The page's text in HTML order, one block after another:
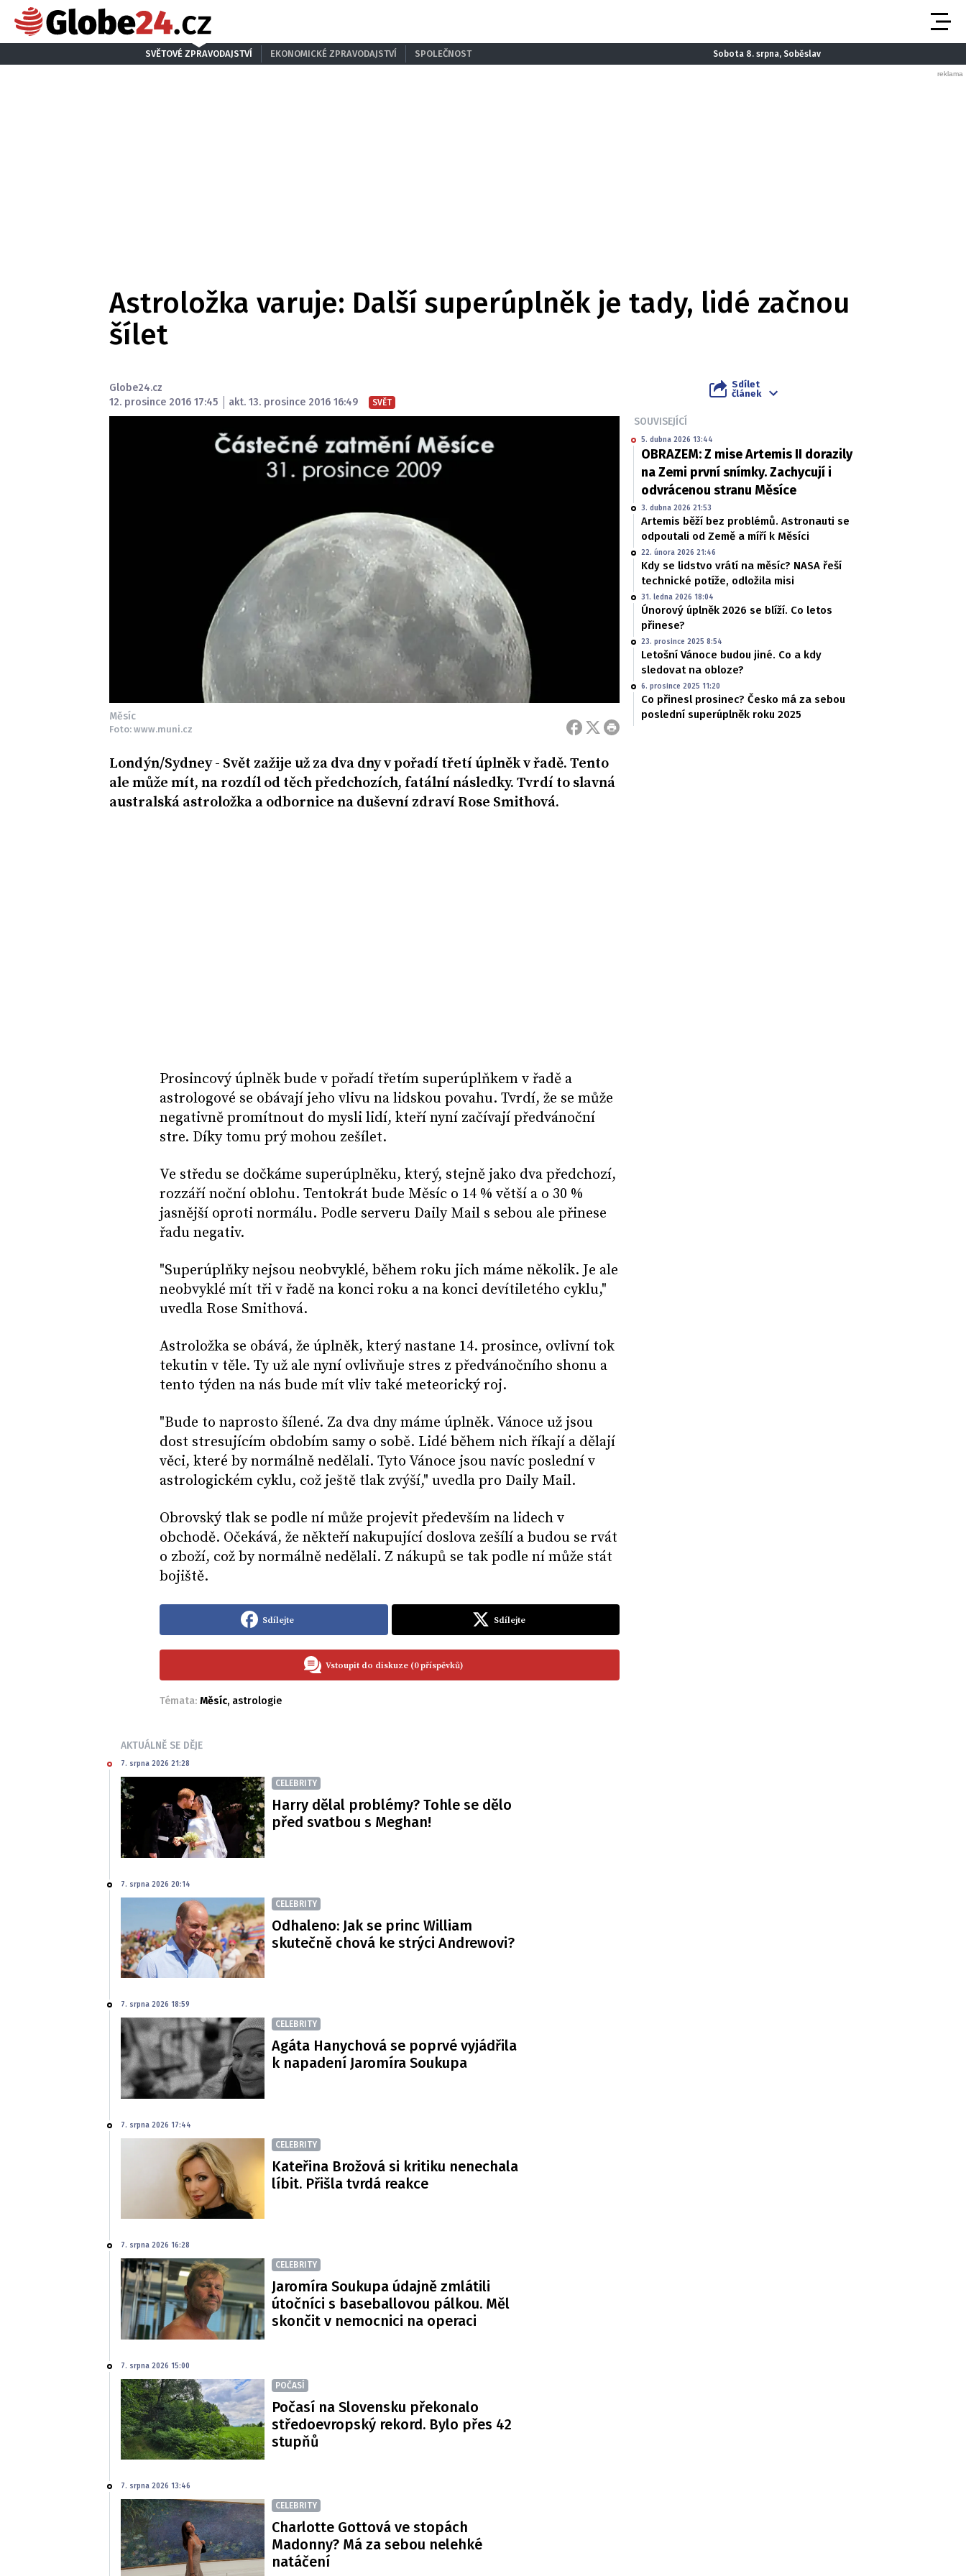
SVĚTOVÉ ZPRAVODAJSTVÍ EKONOMICKÉ ZPRAVODAJSTVÍ SPOLEČNOST Sobota 8. srpna, Soběslav
Astroložka varuje: Další superúplněk je tady, lidé začnou
šílet
Globe24.cz
12. prosince 2016 17:45
akt. 13. prosince 2016 16:49 SVĚT
Sdílet
článek
Měsíc
Foto: www.muni.cz
Londýn/Sydney - Svět zažije už za dva dny v pořadí třetí úplněk v řadě. Tento
ale může mít, na rozdíl od těch předchozích, fatální následky. Tvrdí to slavná
australská astroložka a odbornice na duševní zdraví Rose Smithová.
Prosincový úplněk bude v pořadí třetím superúplňkem v řadě a
astrologové se obávají jeho vlivu na lidskou povahu. Tvrdí, že se může
negativně promítnout do mysli lidí, kteří nyní začívají předvánoční
stre. Díky tomu prý mohou zešílet.
Ve středu se dočkáme superúplněku, který, stejně jako dva předchozí,
rozzáří noční oblohu. Tentokrát bude Měsíc o 14 % větší a o 30 %
jasnější oproti normálu. Podle serveru Daily Mail s sebou ale přinese
řadu negativ.
"Superúplňky nejsou neobvyklé, během roku jich máme několik. Je ale
neobvyklé mít tři v řadě na konci roku a na konci devítiletého cyklu,"
uvedla Rose Smithová.
Astroložka se obává, že úplněk, který nastane 14. prosince, ovlivní tok
tekutin v těle. Ty už ale nyní ovlivňuje stres z předvánočního shonu a
tento týden na nás bude mít vliv také meteorický roj.
"Bude to naprosto šílené. Za dva dny máme úplněk. Vánoce už jsou
dost stresujícím obdobím samy o sobě. Lidé během nich říkají a dělají
věci, které by normálně nedělali. Tyto Vánoce jsou navíc poslední v
astrologickém cyklu, což ještě tlak zvýší," uvedla pro Daily Mail.
Obrovský tlak se podle ní může projevit především na lidech v
obchodě. Očekává, že někteří nakupující doslova zešílí a budou se rvát
o zboží, což by normálně nedělali. Z nákupů se tak podle ní může stát
bojiště.
Sdílejte Sdílejte
Vstoupit do diskuze (0 příspěvků)
Témata: Měsíc, astrologie
SOUVISEJÍCÍ
5. dubna 2026 13:44
OBRAZEM: Z mise Artemis II dorazily
na Zemi první snímky. Zachycují i
odvrácenou stranu Měsíce
3. dubna 2026 21:53
Artemis běží bez problémů. Astronauti se
odpoutali od Země a míří k Měsíci
22. února 2026 21:46
Kdy se lidstvo vrátí na měsíc? NASA řeší
technické potíže, odložila misi
31. ledna 2026 18:04
Únorový úplněk 2026 se blíží. Co letos
přinese?
23. prosince 2025 8:54
Letošní Vánoce budou jiné. Co a kdy
sledovat na obloze?
6. prosince 2025 11:20
Co přinesl prosinec? Česko má za sebou
poslední superúplněk roku 2025
AKTUÁLNĚ SE DĚJE
7. srpna 2026 21:28
CELEBRITY
Harry dělal problémy? Tohle se dělo
před svatbou s Meghan!
7. srpna 2026 20:14
CELEBRITY
Odhaleno: Jak se princ William
skutečně chová ke strýci Andrewovi?
7. srpna 2026 18:59
CELEBRITY
Agáta Hanychová se poprvé vyjádřila
k napadení Jaromíra Soukupa
7. srpna 2026 17:44
CELEBRITY
Kateřina Brožová si kritiku nenechala
líbit. Přišla tvrdá reakce
7. srpna 2026 16:28
CELEBRITY
Jaromíra Soukupa údajně zmlátili
útočníci s baseballovou pálkou. Měl
skončit v nemocnici na operaci
7. srpna 2026 15:00
POČASÍ
Počasí na Slovensku překonalo
středoevropský rekord. Bylo přes 42
stupňů
7. srpna 2026 13:46
CELEBRITY
Charlotte Gottová ve stopách
Madonny? Má za sebou nelehké
natáčení